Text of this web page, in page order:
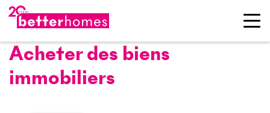
Acheter des biens
immobiliers